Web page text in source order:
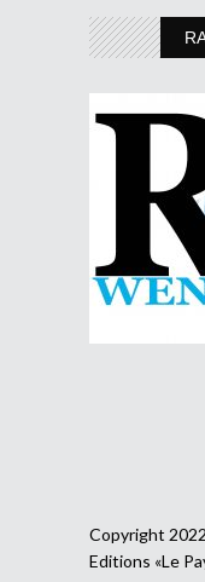
Copyright
Editions «Le